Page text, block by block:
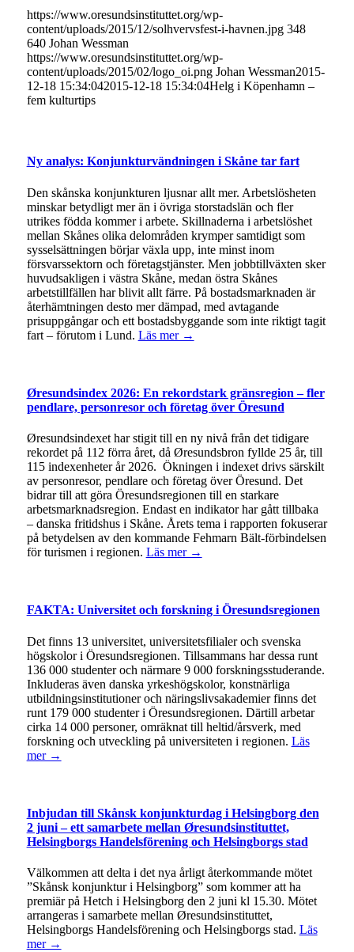
https://www.oresundsinstituttet.org/wp-
content/uploads/2015/12/solhvervsfest-i-havnen.jpg 348
640 Johan Wessman
https://www.oresundsinstituttet.org/wp-
content/uploads/2015/02/logo_oi.png Johan Wessman2015-
12-18 15:34:042015-12-18 15:34:04Helg i Köpenhamn –
fem kulturtips
Ny analys: Konjunkturvändningen i Skåne tar fart
Den skånska konjunkturen ljusnar allt mer. Arbetslösheten
minskar betydligt mer än i övriga storstadslän och fler
utrikes födda kommer i arbete. Skillnaderna i arbetslöshet
mellan Skånes olika delområden krymper samtidigt som
sysselsättningen börjar växla upp, inte minst inom
försvarssektorn och företagstjänster. Men jobbtillväxten sker
huvudsakligen i västra Skåne, medan östra Skånes
arbetstillfällen har blivit allt färre. På bostadsmarknaden är
återhämtningen desto mer dämpad, med avtagande
prisuppgångar och ett bostadsbyggande som inte riktigt tagit
fart – förutom i Lund. Läs mer →
Øresundsindex 2026: En rekordstark gränsregion – fler
pendlare, personresor och företag över Öresund
Øresundsindexet har stigit till en ny nivå från det tidigare
rekordet på 112 förra året, då Øresundsbron fyllde 25 år, till
115 indexenheter år 2026. Ökningen i indexet drivs särskilt
av personresor, pendlare och företag över Öresund. Det
bidrar till att göra Öresundsregionen till en starkare
arbetsmarknadsregion. Endast en indikator har gått tillbaka
– danska fritidshus i Skåne. Årets tema i rapporten fokuserar
på betydelsen av den kommande Fehmarn Bält-förbindelsen
för turismen i regionen. Läs mer →
FAKTA: Universitet och forskning i Öresundsregionen
Det finns 13 universitet, universitetsfilialer och svenska
högskolor i Öresundsregionen. Tillsammans har dessa runt
136 000 studenter och närmare 9 000 forskningsstuderande.
Inkluderas även danska yrkeshögskolor, konstnärliga
utbildningsinstitutioner och näringslivsakademier finns det
runt 179 000 studenter i Öresundsregionen. Därtill arbetar
cirka 14 000 personer, omräknat till heltid/årsverk, med
forskning och utveckling på universiteten i regionen. Läs
mer →
Inbjudan till Skånsk konjunkturdag i Helsingborg den
2 juni – ett samarbete mellan Øresundsinstituttet,
Helsingborgs Handelsförening och Helsingborgs stad
Välkommen att delta i det nya årligt återkommande mötet
”Skånsk konjunktur i Helsingborg” som kommer att ha
premiär på Hetch i Helsingborg den 2 juni kl 15.30. Mötet
arrangeras i samarbete mellan Øresundsinstituttet,
Helsingborgs Handelsförening och Helsingborgs stad. Läs
mer →